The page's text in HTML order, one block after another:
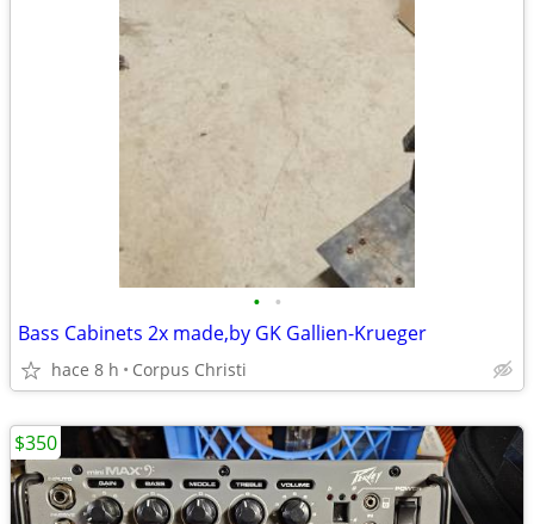
• •
Bass Cabinets 2x made,by GK Gallien-Krueger
hace 8 h Corpus Christi
$350